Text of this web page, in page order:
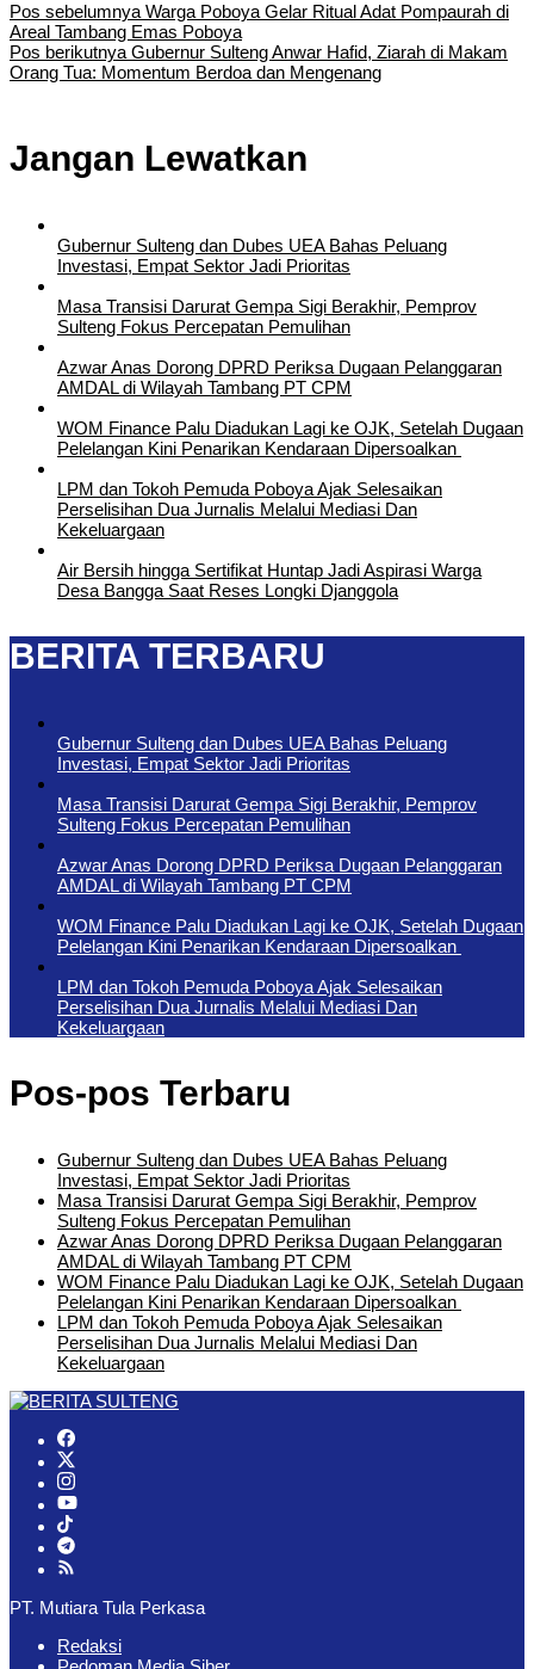
Pos sebelumnya Warga Poboya Gelar Ritual Adat Pompaurah di
Areal Tambang Emas Poboya
Pos berikutnya Gubernur Sulteng Anwar Hafid, Ziarah di Makam
Orang Tua: Momentum Berdoa dan Mengenang
Jangan Lewatkan
Gubernur Sulteng dan Dubes UEA Bahas Peluang
Investasi, Empat Sektor Jadi Prioritas
Masa Transisi Darurat Gempa Sigi Berakhir, Pemprov
Sulteng Fokus Percepatan Pemulihan
Azwar Anas Dorong DPRD Periksa Dugaan Pelanggaran
AMDAL di Wilayah Tambang PT CPM
‎WOM Finance Palu Diadukan Lagi ke OJK, Setelah Dugaan
Pelelangan Kini Penarikan Kendaraan Dipersoalkan ‎
LPM dan Tokoh Pemuda Poboya Ajak Selesaikan
Perselisihan Dua Jurnalis Melalui Mediasi Dan
Kekeluargaan
Air Bersih hingga Sertifikat Huntap Jadi Aspirasi Warga
Desa Bangga Saat Reses Longki Djanggola
BERITA TERBARU
Gubernur Sulteng dan Dubes UEA Bahas Peluang
Investasi, Empat Sektor Jadi Prioritas
Masa Transisi Darurat Gempa Sigi Berakhir, Pemprov
Sulteng Fokus Percepatan Pemulihan
Azwar Anas Dorong DPRD Periksa Dugaan Pelanggaran
AMDAL di Wilayah Tambang PT CPM
‎WOM Finance Palu Diadukan Lagi ke OJK, Setelah Dugaan
Pelelangan Kini Penarikan Kendaraan Dipersoalkan ‎
LPM dan Tokoh Pemuda Poboya Ajak Selesaikan
Perselisihan Dua Jurnalis Melalui Mediasi Dan
Kekeluargaan
Pos-pos Terbaru
Gubernur Sulteng dan Dubes UEA Bahas Peluang
Investasi, Empat Sektor Jadi Prioritas
Masa Transisi Darurat Gempa Sigi Berakhir, Pemprov
Sulteng Fokus Percepatan Pemulihan
Azwar Anas Dorong DPRD Periksa Dugaan Pelanggaran
AMDAL di Wilayah Tambang PT CPM
‎WOM Finance Palu Diadukan Lagi ke OJK, Setelah Dugaan
Pelelangan Kini Penarikan Kendaraan Dipersoalkan ‎
LPM dan Tokoh Pemuda Poboya Ajak Selesaikan
Perselisihan Dua Jurnalis Melalui Mediasi Dan
Kekeluargaan
PT. Mutiara Tula Perkasa
Redaksi